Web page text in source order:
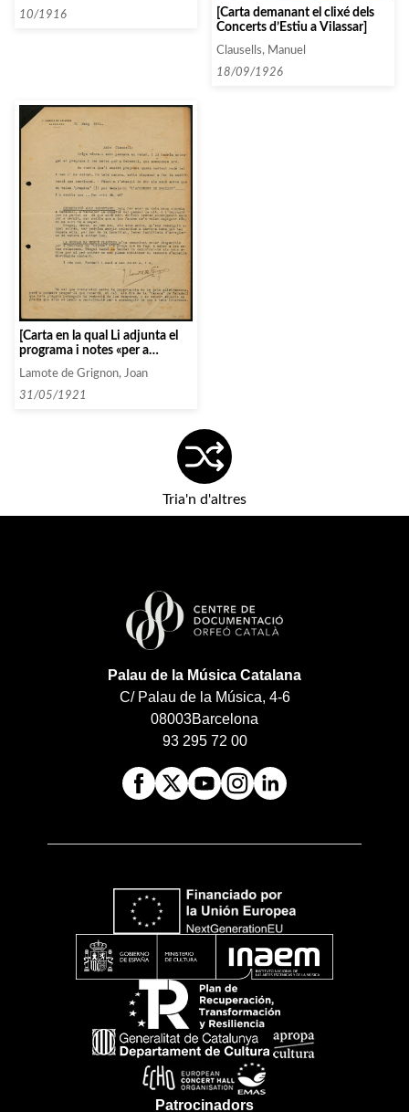
Música de Càmera]
10/1916
[Carta demanant el clixé dels
Concerts d’Estiu a Vilassar]
Clausells, Manuel
18/09/1926
[Carta en la qual Li adjunta el
programa i notes «per a
Sabadell». Plantada, Mercè està
disponible per a recitals de
lieder]
Lamote de Grignon, Joan
31/05/1921
Tria'n d'altres
Palau de la Música Catalana
C/ Palau de la Música, 4-6
08003Barcelona
93 295 72 00
Patrocinadors